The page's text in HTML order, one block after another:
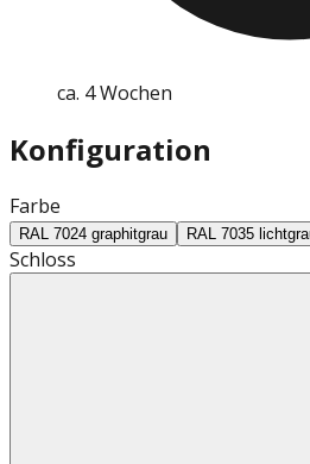
ca. 4 Wochen
Konfiguration
Farbe
RAL 7024 graphitgrau RAL 7035
Schloss